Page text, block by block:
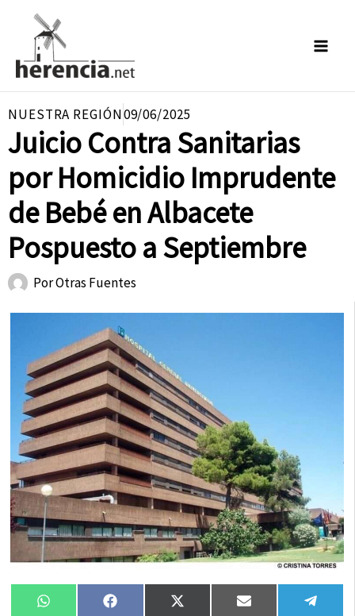
contenido
NUESTRA REGIÓN09/06/2025
Juicio Contra Sanitarias
por Homicidio Imprudente
de Bebé en Albacete
Pospuesto a Septiembre
PorOtras Fuentes
Compartir
WhatsAppCompartir
FacebookCompartir
X
Compartir
Email